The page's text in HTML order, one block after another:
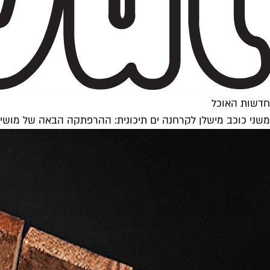
חדשות האוכל
משני כוכב מישלן לקרחנה ים תיכונית: ההרפתקה הבאה של